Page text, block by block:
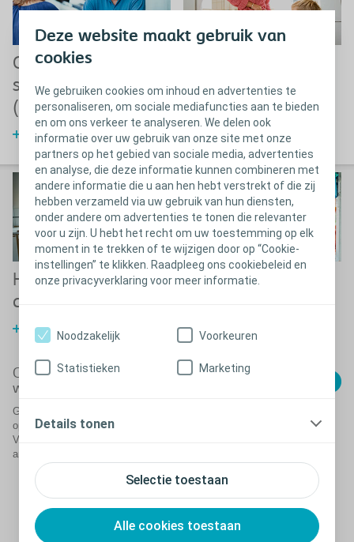
Deze website maakt gebruik van
cookies
We gebruiken cookies om inhoud en advertenties te
personaliseren, om sociale mediafuncties aan te bieden
en om ons verkeer te analyseren. We delen ook
informatie over uw gebruik van onze site met onze
partners op het gebied van sociale media, advertenties
en analyse, die deze informatie kunnen combineren met
andere informatie die u aan hen hebt verstrekt of die zij
hebben verzameld via uw gebruik van hun diensten,
onder andere om advertenties te tonen die relevanter
voor u zijn. U hebt het recht om uw toestemming op elk
moment in te trekken of te wijzigen door op “Cookie-
instellingen” te klikken. Raadpleeg ons cookiebeleid en
onze privacyverklaring voor meer informatie.
Selectie toestaan
Alle cookies toestaan
Noodzakelijk Voorkeuren
Statistieken Marketing
Details tonen
Opbolling van het
stomazakje
(ballooning)
Over ballooning
'pancaking'?
Tips voor pancaking
Heeft u last van
diarree?
Wat kunt u tegen diarree doen?
Problemen met
van de darmen?
Over verstopping van de darmen - en
wat u moet doen
Goed kauwen is heel belangrijk om het spijsverteringsstelsel goed
op te starten. Dit geldt vooral voor eten dat moeilijk te verteren is.
Voedingsmiddelen die een verstopping kunnen geven zijn onder
andere:
Bepaalde groenten: Asperges, bleekselderij, champignons,
maïs, zuurkool, harde rauwkost
Bepaalde fruitsoorten: Citrusfruit, verse ananas, gedroogde
vruchten
Noten en pinda's